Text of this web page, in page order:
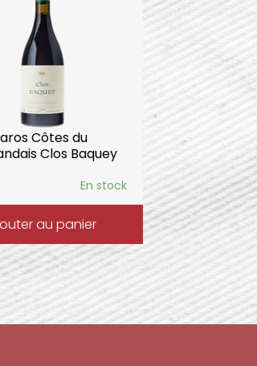
Côtes du
Clos Baquey
En stock
au panier